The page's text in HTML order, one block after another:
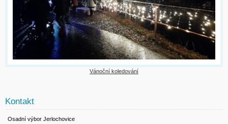
Vánoční koledování
Kontakt
Osadní výbor Jerlochovice